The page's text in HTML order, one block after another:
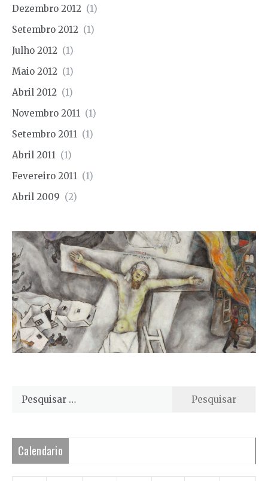
Dezembro 2012 (1)
Setembro 2012 (1)
Julho 2012 (1)
Maio 2012 (1)
Abril 2012 (1)
Novembro 2011 (1)
Setembro 2011 (1)
Abril 2011 (1)
Fevereiro 2011 (1)
Abril 2009 (2)
Pesquisar
Calendario